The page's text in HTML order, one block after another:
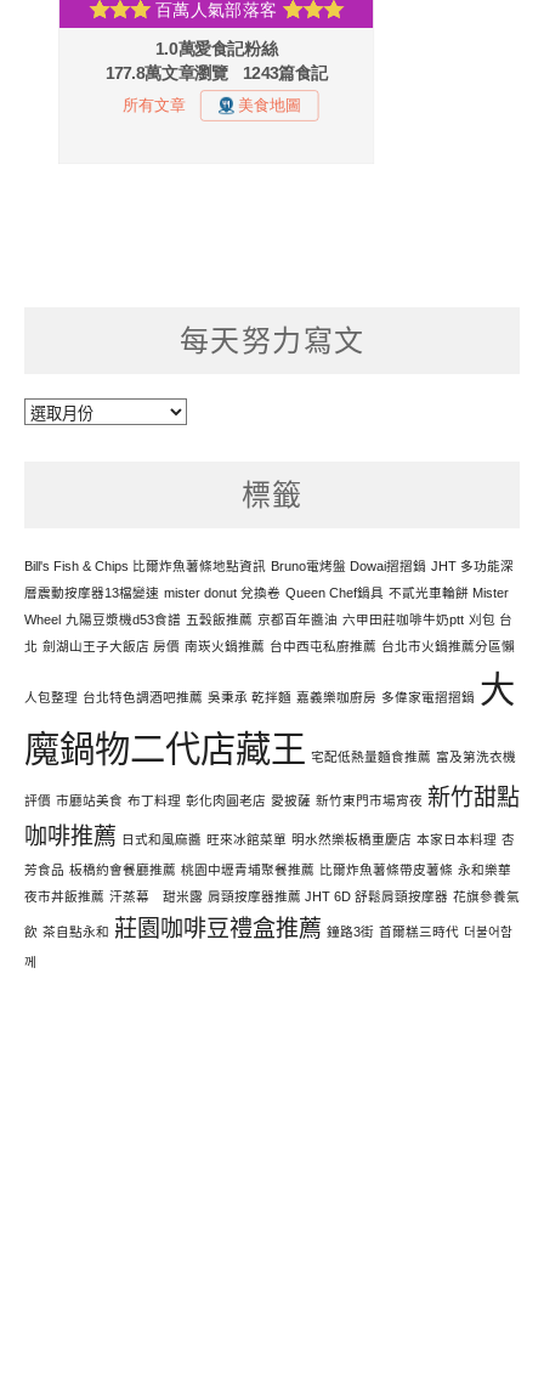
每天努力寫文
每
標籤
Bill's Fish & Chips 比爾炸魚薯條地點資訊 Bruno電烤盤 Dowai摺摺鍋 JHT 多功能深
層震動按摩器13檔變速 mister donut 兌換卷 Queen Chef鍋具 不貳光車輪餅 Mister
Wheel 九陽豆漿機d53食譜 五穀飯推薦 京都百年醬油 六甲田莊咖啡牛奶ptt 刈包 台
北 劍湖山王子大飯店 房價 南崁火鍋推薦 台中西屯私廚推薦 台北市火鍋推薦分區懶
人包整理 台北特色調酒吧推薦 吳秉承 乾拌麵 嘉義樂咖廚房 多偉家電摺摺鍋 大
魔鍋物二代店藏王 宅配低熱量麵食推薦 富及第洗衣機
評價 市廳站美食 布丁料理 彰化肉圓老店 愛披薩 新竹東門市場宵夜 新竹甜點
咖啡推薦 日式和風麻醬 旺來冰館菜單 明水然樂板橋重慶店 本家日本料理 杏
芳食品 板橋約會餐廳推薦 桃園中壢青埔聚餐推薦 比爾炸魚薯條帶皮薯條 永和樂華
夜市丼飯推薦 汗蒸幕 甜米露 肩頸按摩器推薦 JHT 6D 舒鬆肩頸按摩器 花旗參養氣
飲 茶自點永和 莊園咖啡豆禮盒推薦 鐘路3街 首爾糕三時代 더불어함
께